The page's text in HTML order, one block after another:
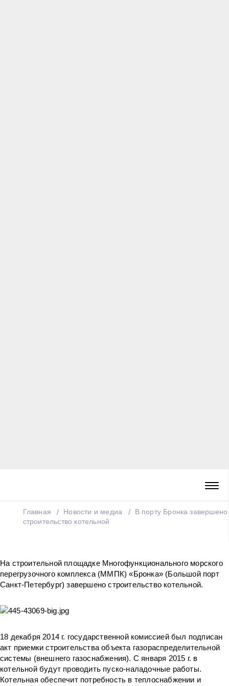
Главная Новости и медиа
В порту Бронка завершено
строительство котельной
На строительной площадке Многофункционального морского
перегрузочного комплекса (ММПК) «Бронка» (Большой порт
Санкт-Петербург) завершено строительство котельной.
18 декабря 2014 г. государственной комиссией был подписан
акт приемки строительства объекта газораспределительной
системы (внешнего газоснабжения). С января 2015 г. в
котельной будут проводить пуско-наладочные работы.
Котельная обеспечит потребность в теплоснабжении и